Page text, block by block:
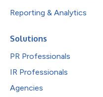
Reporting & Analytics
Solutions
PR Professionals
IR Professionals
Agencies